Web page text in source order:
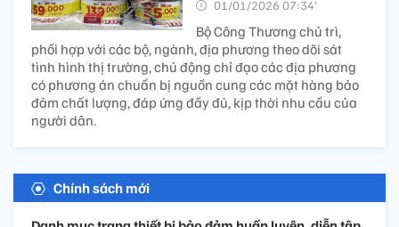
01/01/2026 07:34’
Bộ Công Thương chủ trì,
phối hợp với các bộ, ngành, địa phương theo dõi sát
tình hình thị trường, chủ động chỉ đạo các địa phương
có phương án chuẩn bị nguồn cung các mặt hàng bảo
đảm chất lượng, đáp ứng đầy đủ, kịp thời nhu cầu của
người dân.
Chính sách mới